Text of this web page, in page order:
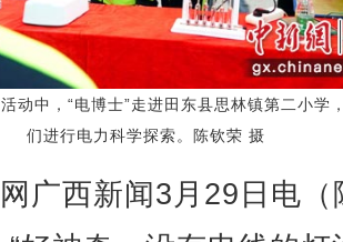
中，“电博士”走进田东县思林镇第二小学
们进行电力科学探索。陈钦荣 摄
西新闻3月29日电（